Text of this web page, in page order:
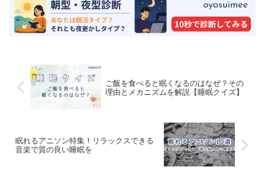
ご飯を食べると眠くなるのはなぜ？その
理由とメカニズムを解説【睡眠クイズ】
眠れるアニソン特集！リラックスできる
音楽で質の良い睡眠を